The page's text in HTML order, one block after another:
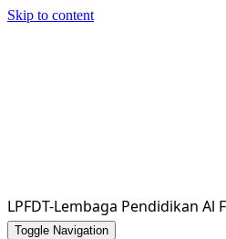
Skip to content
LPFDT-Lembaga Pendidikan Al
Toggle Navigation